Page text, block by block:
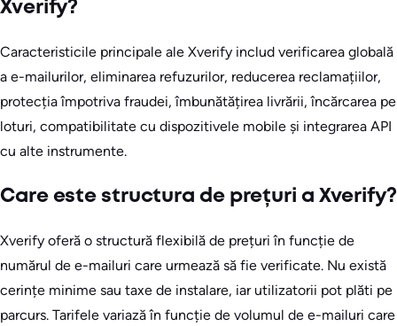
Xverify?
Caracteristicile principale ale Xverify includ verificarea globală
a e-mailurilor, eliminarea refuzurilor, reducerea reclamațiilor,
protecția împotriva fraudei, îmbunătățirea livrării, încărcarea pe
loturi, compatibilitate cu dispozitivele mobile și integrarea API
cu alte instrumente.
Care este structura de prețuri a Xverify?
Xverify oferă o structură flexibilă de prețuri în funcție de
numărul de e-mailuri care urmează să fie verificate. Nu există
cerințe minime sau taxe de instalare, iar utilizatorii pot plăti pe
parcurs. Tarifele variază în funcție de volumul de e-mailuri care